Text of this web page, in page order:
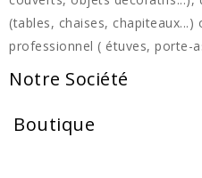
(tables, chaises, chapiteaux...)
professionnel ( étuves, porte-
Notre Société
Boutique